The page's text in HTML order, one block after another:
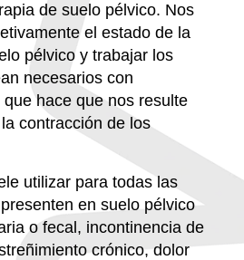
de suelo pélvico. Nos
el estado de la
pélvico y trabajar los
necesarios con
que hace que nos resulte
contracción de los
utilizar para todas las
en suelo pélvico
o fecal, incontinencia de
crónico, dolor